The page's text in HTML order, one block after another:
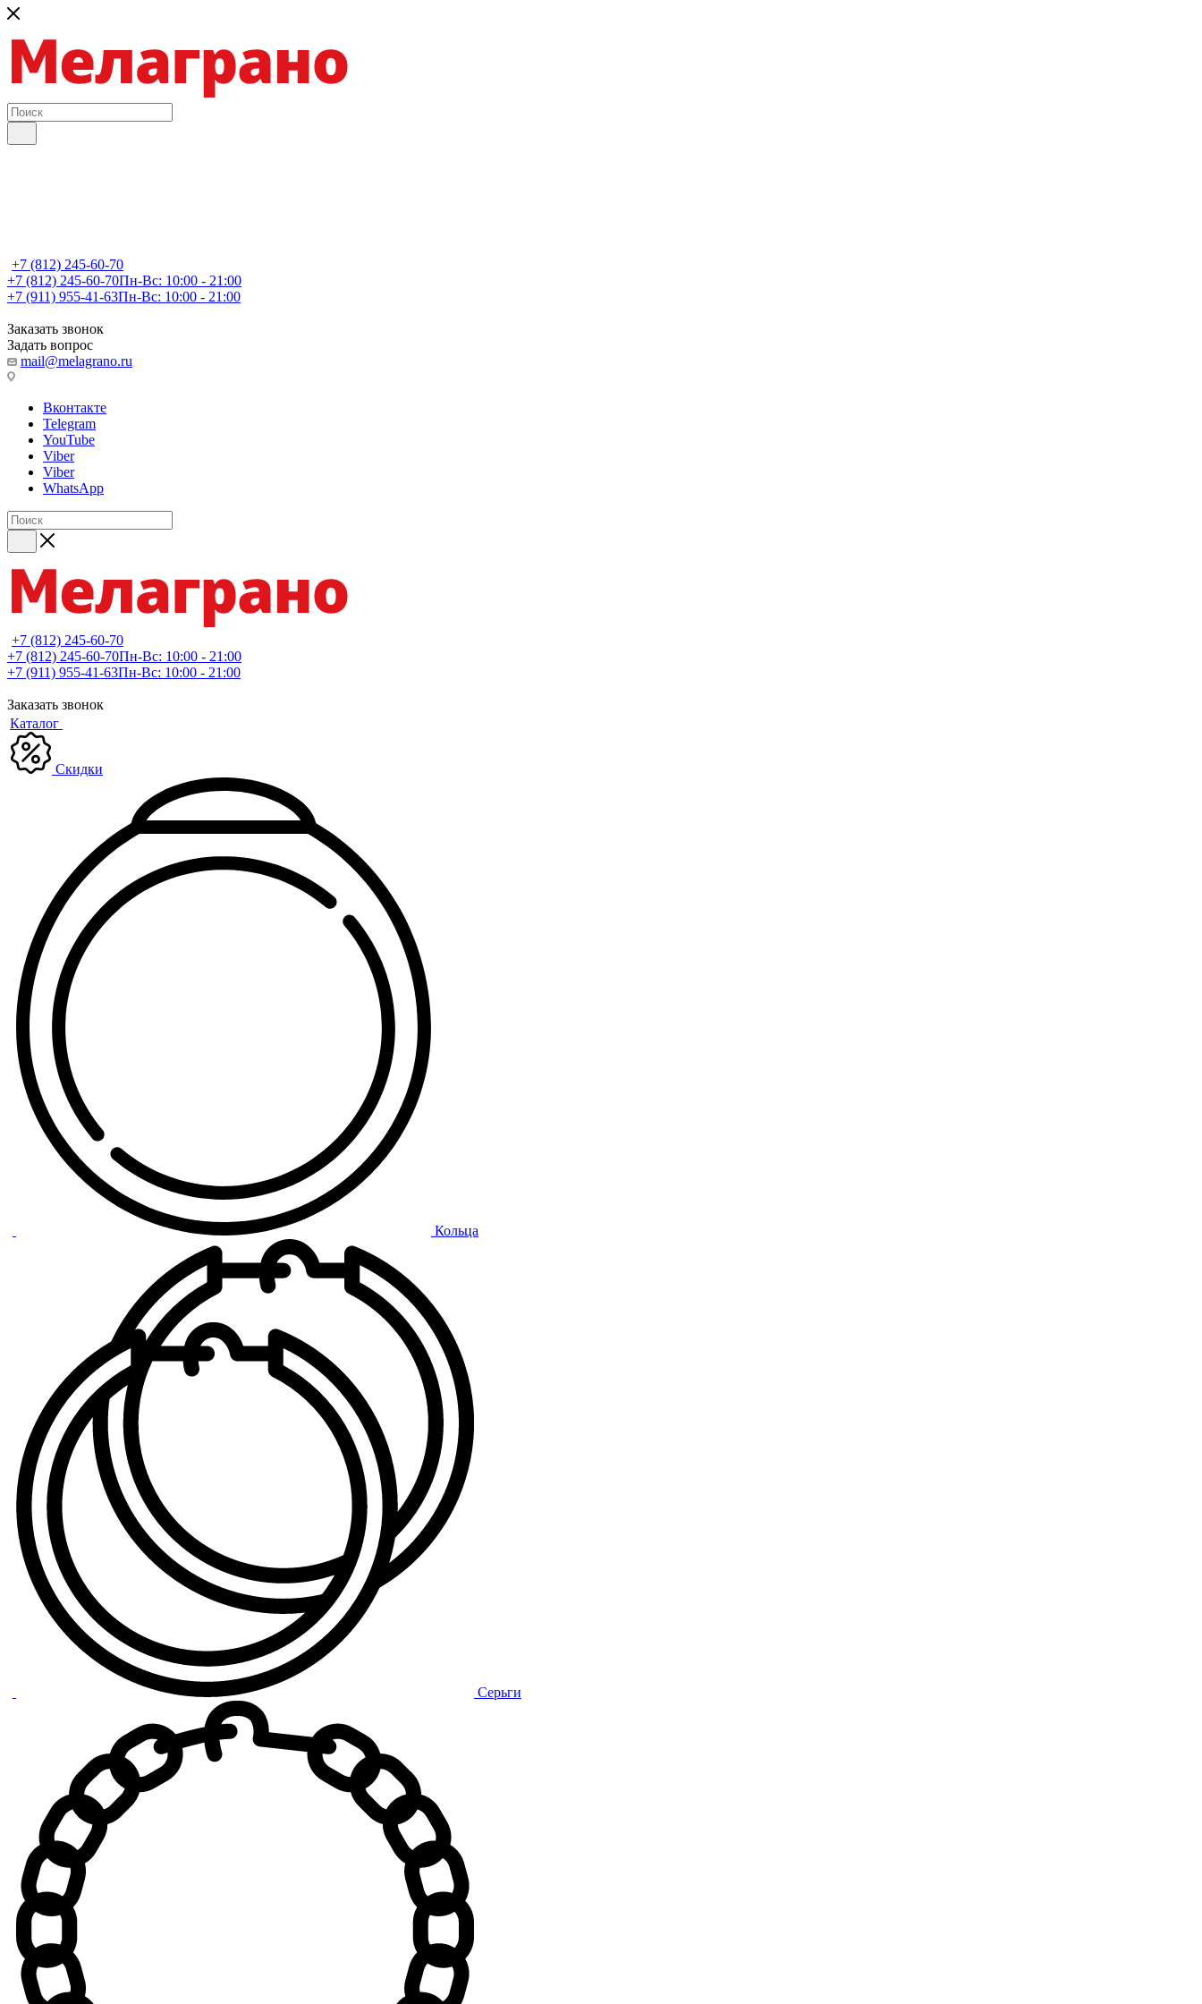
+7 (812) 245-60-70
+7 (812) 245-60-70Пн-Вс: 10:00 - 21:00
+7 (911) 955-41-63Пн-Вс: 10:00 - 21:00
Заказать звонок
Задать вопрос
mail@melagrano.ru
Вконтакте
Telegram
YouTube
Viber
Viber
WhatsApp
+7 (812) 245-60-70
+7 (812) 245-60-70Пн-Вс: 10:00 - 21:00
+7 (911) 955-41-63Пн-Вс: 10:00 - 21:00
Заказать звонок
Каталог
Скидки
Кольца
Серьги